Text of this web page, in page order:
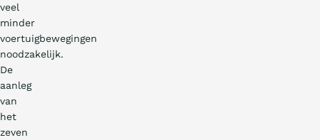
veel
minder
voertuigbewegingen
noodzakelijk.
De
aanleg
van
het
zeven